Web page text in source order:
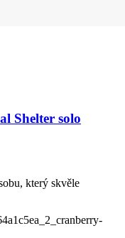
Shelter solo
který skvěle